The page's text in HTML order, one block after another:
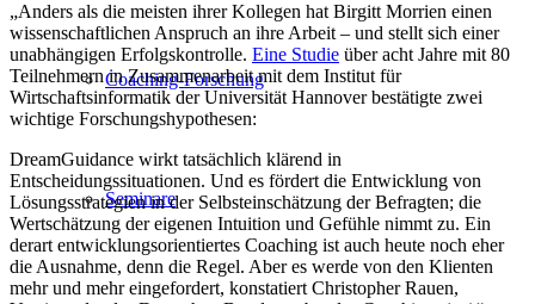
Coaching-Forschung
Seminare
„Anders als die meisten ihrer Kollegen hat Birgitt Morrien einen
wissenschaftlichen Anspruch an ihre Arbeit – und stellt sich einer
unabhängigen Erfolgskontrolle. Eine Studie über acht Jahre mit 80
Teilnehmern in Zusammenarbeit mit dem Institut für
Wirtschaftsinformatik der Universität Hannover bestätigte zwei
wichtige Forschungshypothesen:
DreamGuidance wirkt tatsächlich klärend in
Entscheidungssituationen. Und es fördert die Entwicklung von
Lösungsstrategien in der Selbsteinschätzung der Befragten; die
Wertschätzung der eigenen Intuition und Gefühle nimmt zu. Ein
derart entwicklungsorientiertes Coaching ist auch heute noch eher
die Ausnahme, denn die Regel. Aber es werde von den Klienten
mehr und mehr eingefordert, konstatiert Christopher Rauen,